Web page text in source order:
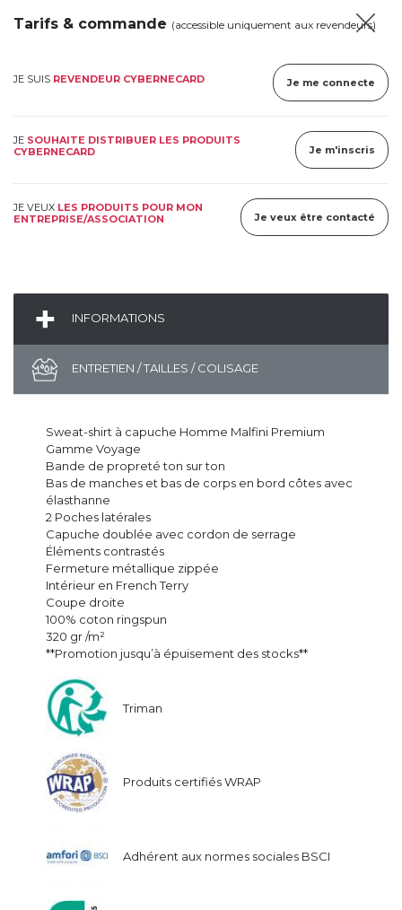
Tarifs & commande (accessible uniquement aux revendeurs)
JE SUIS REVENDEUR CYBERNECARD Je me connecte
JE SOUHAITE DISTRIBUER LES PRODUITS
CYBERNECARD
Je m'inscris
JE VEUX LES PRODUITS POUR MON
ENTREPRISE/ASSOCIATION
Je veux être contacté
INFORMATIONS
ENTRETIEN / TAILLES / COLISAGE
Sweat-shirt à capuche Homme Malfini Premium
Gamme Voyage
Bande de propreté ton sur ton
Bas de manches et bas de corps en bord côtes avec
élasthanne
2 Poches latérales
Capuche doublée avec cordon de serrage
Éléments contrastés
Fermeture métallique zippée
Intérieur en French Terry
Coupe droite
100% coton ringspun
320 gr /m²
**Promotion jusqu’à épuisement des stocks**
Triman
Produits certifiés WRAP
Adhérent aux normes sociales BSCI